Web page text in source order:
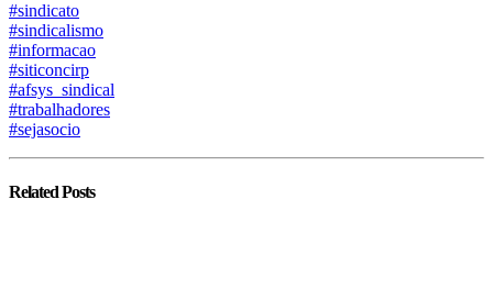
#sindicato
#sindicalismo
#informacao
#siticoncirp
#afsys_sindical
#trabalhadores
#sejasocio
RelatedPosts